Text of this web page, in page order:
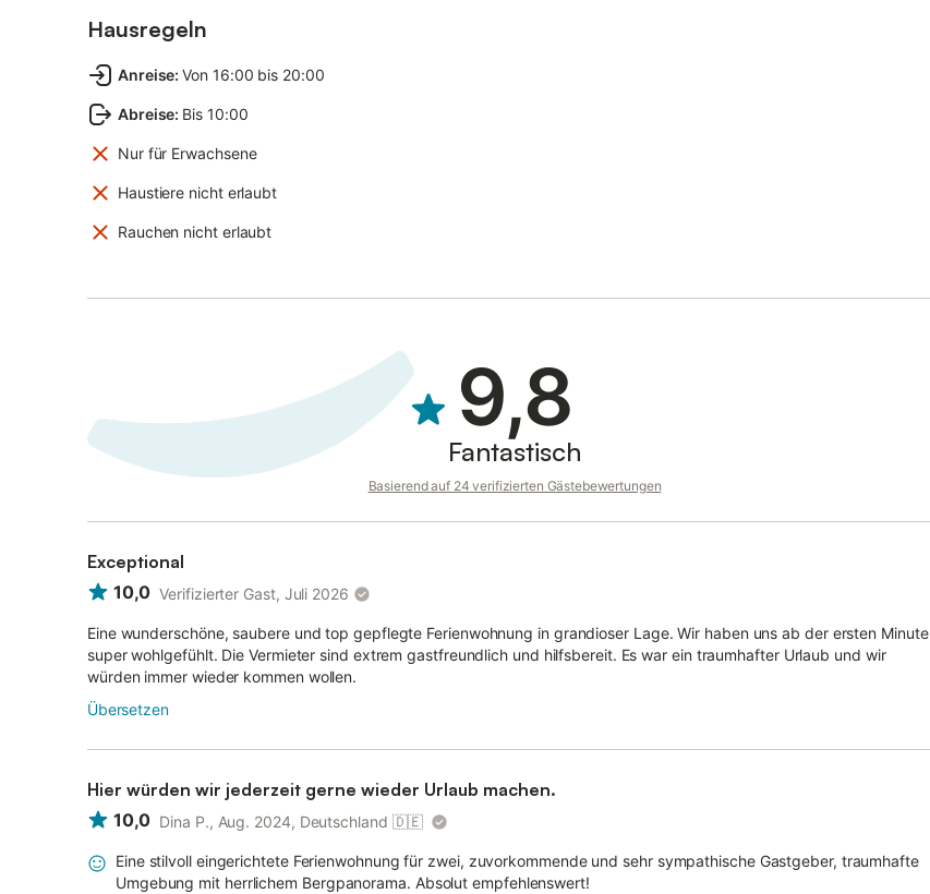
Hausregeln
Anreise: Von 16:00 bis 20:00
Abreise: Bis 10:00
Nur für Erwachsene
Haustiere nicht erlaubt
Rauchen nicht erlaubt
9,8
Fantastisch
Basierend auf 24 verifizierten Gästebewertungen
Exceptional
10,0 Verifizierter Gast, Juli 2026
Eine wunderschöne, saubere und top gepflegte Ferienwohnung in grandioser Lage. Wir haben uns ab der ersten Minute
super wohlgefühlt. Die Vermieter sind extrem gastfreundlich und hilfsbereit. Es war ein traumhafter Urlaub und wir
würden immer wieder kommen wollen.
Übersetzen
Hier würden wir jederzeit gerne wieder Urlaub machen.
10,0 Dina P., Aug. 2024, Deutschland 🇩🇪
Eine stilvoll eingerichtete Ferienwohnung für zwei, zuvorkommende und sehr sympathische Gastgeber, traumhafte
Umgebung mit herrlichem Bergpanorama. Absolut empfehlenswert!